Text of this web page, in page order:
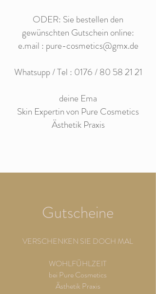
ODER: Sie bestellen den
gewünschten Gutschein online:
e.mail : pure-cosmetics@gmx.de
Whatsupp / Tel : 0176 /80 58 21 21
deine Ema
Skin Expertin von Pure Cosmetics
Ästhetik Praxis
Gutscheine
VERSCHENKEN SIE DOCH MAL
WOHLFÜHLZEIT
bei Pure Cosmetics
Ästhetik Praxis